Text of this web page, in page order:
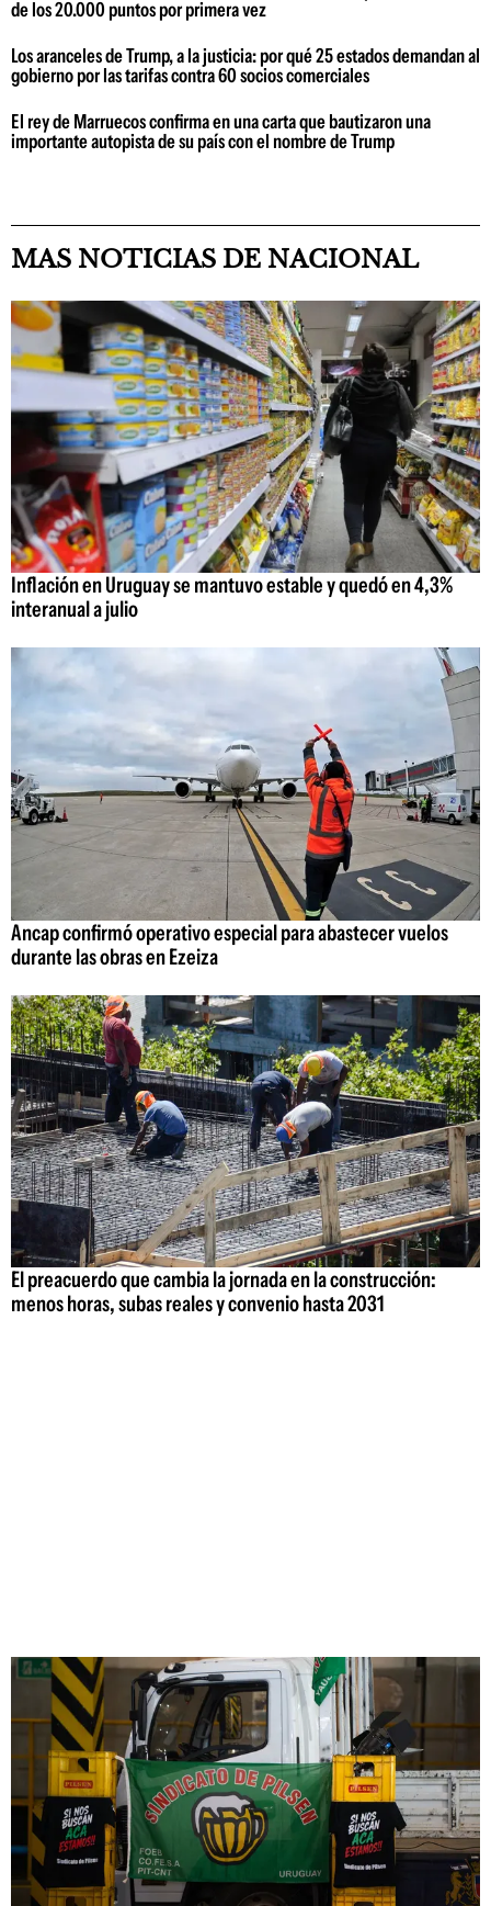
de los 20.000 puntos por primera vez
Los aranceles de Trump, a la justicia: por qué 25 estados demandan al
gobierno por las tarifas contra 60 socios comerciales
El rey de Marruecos confirma en una carta que bautizaron una
importante autopista de su país con el nombre de Trump
MAS NOTICIAS DE NACIONAL
Inflación en Uruguay se mantuvo estable y quedó en 4,3%
interanual a julio
Ancap confirmó operativo especial para abastecer vuelos
durante las obras en Ezeiza
El preacuerdo que cambia la jornada en la construcción:
menos horas, subas reales y convenio hasta 2031